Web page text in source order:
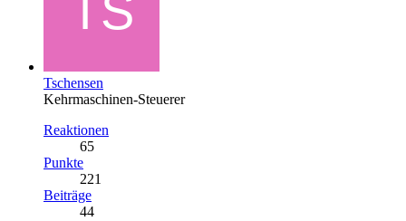
Tschensen
Kehrmaschinen-Steuerer
Reaktionen
65
Punkte
221
Beiträge
44